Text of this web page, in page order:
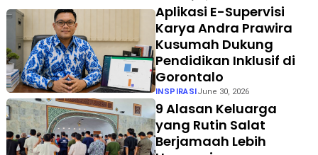
Aplikasi E-Supervisi
Karya Andra Prawira
Kusumah Dukung
Pendidikan Inklusif di
Gorontalo
INSPIRASIJune 30, 2026
9 Alasan Keluarga
yang Rutin Salat
Berjamaah Lebih